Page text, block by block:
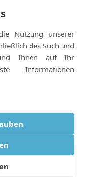
für
Nutzung unserer
des Such und
und Ihnen auf Ihr
Informationen